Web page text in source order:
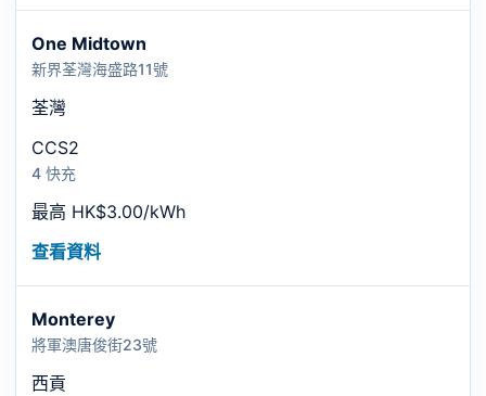
One Midtown
新界荃灣海盛路11號
荃灣
CCS2
4 快充
最高 HK$3.00/kWh
查看資料
Monterey
將軍澳唐俊街23號
西貢